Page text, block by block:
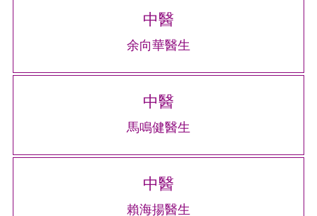
中醫
余向華醫生
中醫
馬鳴健醫生
中醫
賴海揚醫生